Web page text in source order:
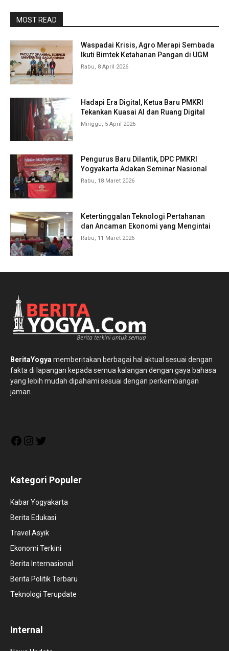
MOST READ
Waspadai Krisis, Agro Merapi Sembada
Ikuti Bimtek Ketahanan Pangan di UGM
Rabu, 8 April 2026
Hadapi Era Digital, Ketua Baru PMKRI
Tekankan Kuasai AI dan Ruang Digital
Minggu, 5 April 2026
Pengurus Baru Dilantik, DPC PMKRI
Yogyakarta Adakan Seminar Nasional
Rabu, 18 Maret 2026
Ketertinggalan Teknologi Pertahanan
dan Ancaman Ekonomi yang Mengintai
Rabu, 11 Maret 2026
BeritaYogya memberitakan berbagai hal aktual sesuai dengan
fakta di lapangan kepada semua kalangan dengan gaya bahasa
yang lebih mudah dipahami sesuai dengan perkembangan
jaman.
FacebookInstagram
Kategori Populer
Kabar Yogyakarta
Berita Edukasi
Travel Asyik
Ekonomi Terkini
Berita Internasional
Berita Politik Terbaru
Teknologi Terupdate
Internal